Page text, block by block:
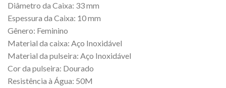
Diâmetro da Caixa: 33 mm
Espessura da Caixa: 10 mm
Gênero: Feminino
Material da caixa: Aço Inoxidável
Material da pulseira: Aço Inoxidável
Cor da pulseira: Dourado
Resistência à Água: 50M